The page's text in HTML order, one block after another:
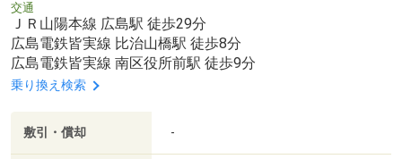
交通
ＪＲ山陽本線 広島駅 徒歩29分
広島電鉄皆実線 比治山橋駅 徒歩8分
広島電鉄皆実線 南区役所前駅 徒歩9分
乗り換え検索
敷引・償却 -